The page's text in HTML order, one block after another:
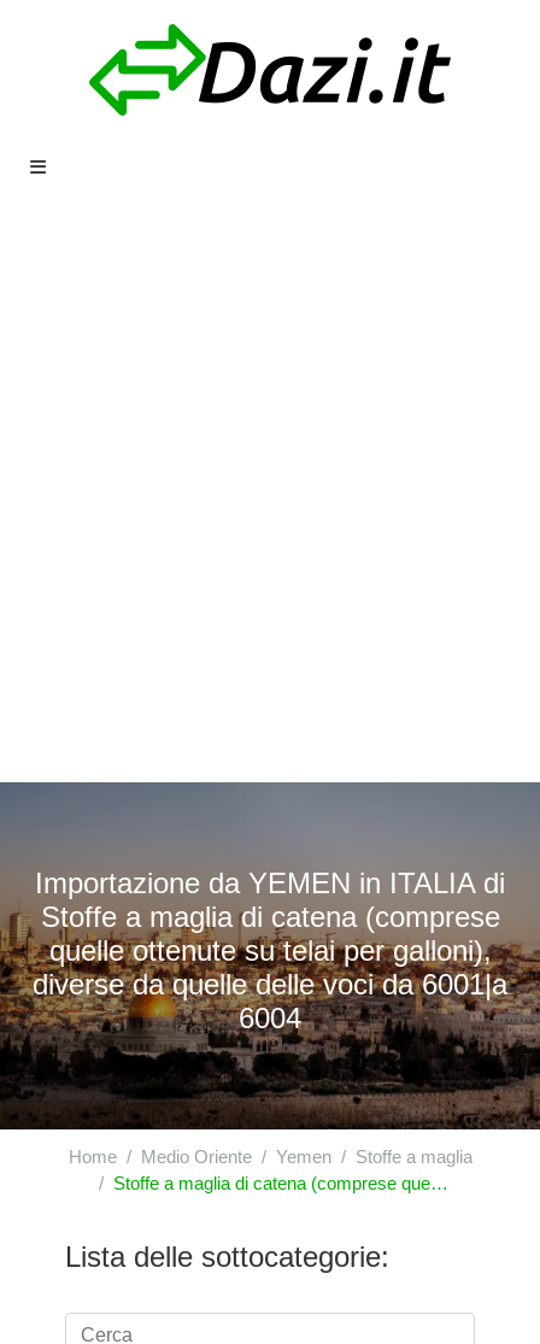
Importazione da YEMEN in ITALIA di
Stoffe a maglia di catena (comprese
quelle ottenute su telai per galloni),
diverse da quelle delle voci da 6001|a
6004
Home Medio Oriente Yemen
Stoffe a maglia
Stoffe a maglia di catena (comprese quelle ottenute su telai per galloni), diverse da quelle delle voci da 6001|a 6004
Lista delle sottocategorie: